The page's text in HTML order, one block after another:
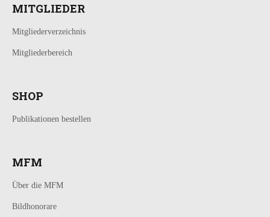
MITGLIEDER
Mitgliederverzeichnis
Mitgliederbereich
SHOP
Publikationen bestellen
MFM
Über die MFM
Bildhonorare